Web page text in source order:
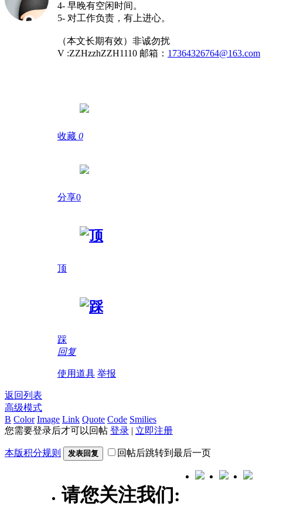
4- 早晚有空闲时间。
5- 对工作负责，有上进心。
（本文长期有效）非诚勿扰
V :ZZHzzhZZH1110 邮箱： 17364326764@163.com
收藏 0
分享0
顶
踩
回复
使用道具 举报
返回列表
高级模式
B Color Image Link Quote Code Smilies
您需要登录后才可以回帖 登录 | 立即注册
本版积分规则 发表回复 回帖后跳转到最后一页
请您关注我们: